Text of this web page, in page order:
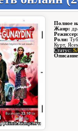
Полное
Жанр:
Роли:
Курт,
Статус: